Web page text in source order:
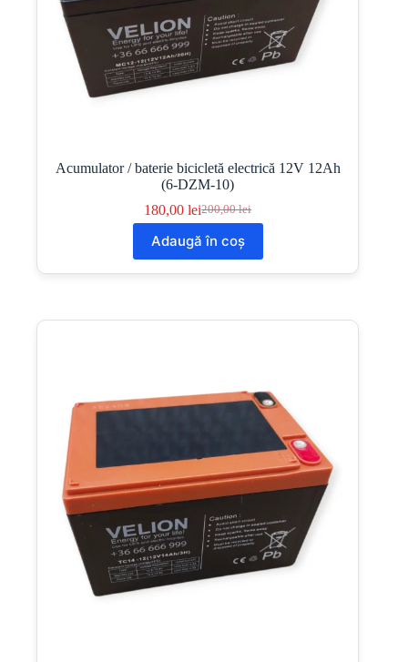
Acumulator / baterie bicicletă electrică 12V 12Ah
(6-DZM-10)
200,00lei
Prețul
inițial
a
180,00leiPrețul
curent
este:
Adaugă în coș